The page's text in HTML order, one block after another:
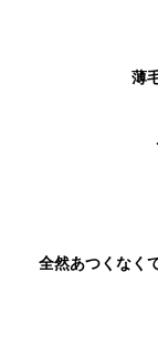
薄
全然あつくなく